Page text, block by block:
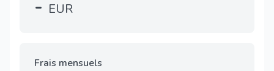
- EUR
Frais mensuels